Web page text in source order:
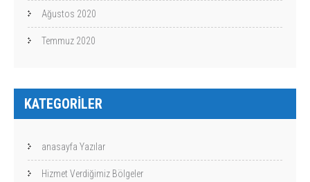
Ağustos 2020
Temmuz 2020
KATEGORILER
anasayfa Yazılar
Hizmet Verdiğimiz Bölgeler